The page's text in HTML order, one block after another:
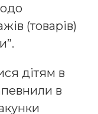
(товарів)
дітям в
в